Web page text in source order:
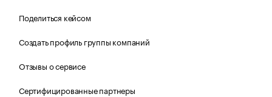
Поделиться кейсом
Создать профиль группы компаний
Отзывы о сервисе
Сертифицированные партнеры